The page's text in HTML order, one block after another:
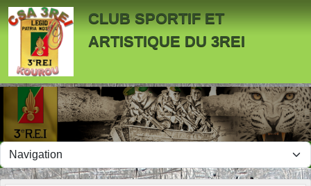
CLUB SPORTIF ET
ARTISTIQUE DU 3REI
Panneau de gestion des cookies